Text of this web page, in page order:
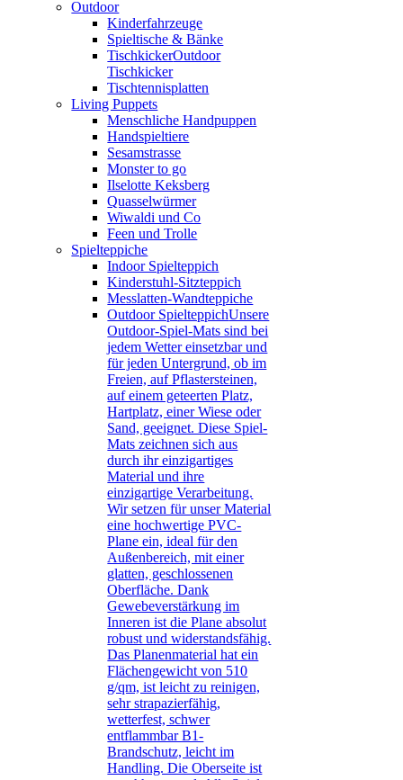
Outdoor
Kinderfahrzeuge
Spieltische & Bänke
TischkickerOutdoor
Tischkicker
Tischtennisplatten
Living Puppets
Menschliche Handpuppen
Handspieltiere
Sesamstrasse
Monster to go
Ilselotte Keksberg
Quasselwürmer
Wiwaldi und Co
Feen und Trolle
Spielteppiche
Indoor Spielteppich
Kinderstuhl-Sitzteppich
Messlatten-Wandteppiche
Outdoor SpielteppichUnsere
Outdoor-Spiel-Mats sind bei
jedem Wetter einsetzbar und
für jeden Untergrund, ob im
Freien, auf Pflastersteinen,
auf einem geteerten Platz,
Hartplatz, einer Wiese oder
Sand, geeignet. Diese Spiel-
Mats zeichnen sich aus
durch ihr einzigartiges
Material und ihre
einzigartige Verarbeitung.
Wir setzen für unser Material
eine hochwertige PVC-
Plane ein, ideal für den
Außenbereich, mit einer
glatten, geschlossenen
Oberfläche. Dank
Gewebeverstärkung im
Inneren ist die Plane absolut
robust und widerstandsfähig.
Das Planenmaterial hat ein
Flächengewicht von 510
g/qm, ist leicht zu reinigen,
sehr strapazierfähig,
wetterfest, schwer
entflammbar B1-
Brandschutz, leicht im
Handling. Die Oberseite ist